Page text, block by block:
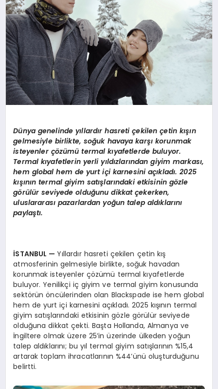
YAŞAM
Dünya genelinde yıllardır hasreti çekilen çetin kışın
gelmesiyle birlikte, soğuk havaya karşı korunmak
isteyenler çözümütermal kıyafetlerde buluyor.
Termal kıyafetlerin yerli yıldızlarından giyim markası,
hem global hem de yurt içi karnesini açıkladı. 2025
kışının termal giyim satışlarındaki etkisinin gözle
görülür seviyede olduğunu dikkat çekerken,
uluslararası pazarlardan yoğun talep aldıklarını
paylaştı.
İSTANBUL —Yıllardır hasreti çekilen çetin kış
atmosferinin gelmesiyle birlikte, soğuk havadan
korunmak isteyenler çözümü termal kıyafetlerde
buluyor. Yenilikçi iç giyim ve termal giyim konusunda
sektörün öncülerinden olan Blackspade ise hem global
hem de yurt içi karnesini açıkladı. 2025 kışının termal
giyim satışlarındaki etkisinin gözle görülür seviyede
olduğuna dikkat çekti. Başta Hollanda, Almanya ve
İngiltere olmak üzere 25’in üzerinde ülkeden yoğun
talep aldıklarını; bu yıl termal giyim satışlarının %15,4
artarak toplam ihracatlarının %44’ünü oluşturduğunu
belirtti.